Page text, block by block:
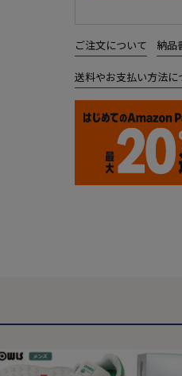
ご注文について 納品
送料やお支払い方法に